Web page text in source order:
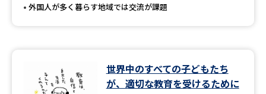
外国人が多く暮らす地域では交流が課題
世界中のすべての子どもたち
が、適切な教育を受けるために